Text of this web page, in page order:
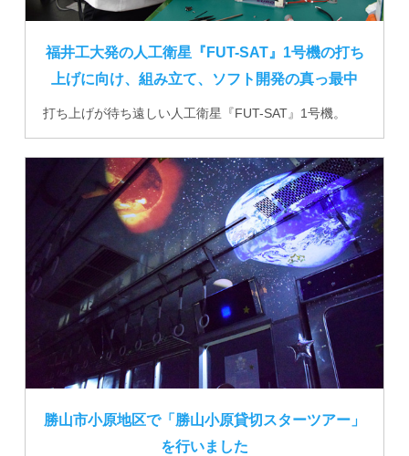
福井工大発の人工衛星『FUT-SAT』1号機の打ち
上げに向け、組み立て、ソフト開発の真っ最中
打ち上げが待ち遠しい人工衛星『FUT-SAT』1号機。
勝山市小原地区で「勝山小原貸切スターツアー」
を行いました